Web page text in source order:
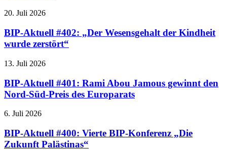
20. Juli 2026
BIP-Aktuell #402: „Der Wesensgehalt der Kindheit
wurde zerstört“
13. Juli 2026
BIP-Aktuell #401: Rami Abou Jamous gewinnt den
Nord-Süd-Preis des Europarats
6. Juli 2026
BIP-Aktuell #400: Vierte BIP-Konferenz „Die
Zukunft Palästinas“